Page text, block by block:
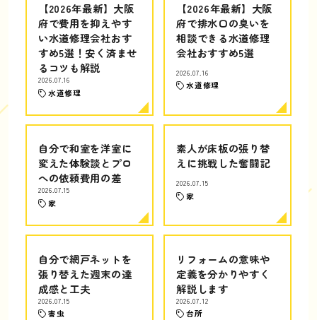
【2026年最新】大阪
府で費用を抑えやす
い水道修理会社おす
すめ5選！安く済ませ
るコツも解説
2026.07.16
水道修理
【2026年最新】大阪
府で排水口の臭いを
相談できる水道修理
会社おすすめ5選
2026.07.16
水道修理
自分で和室を洋室に
変えた体験談とプロ
への依頼費用の差
2026.07.15
家
素人が床板の張り替
えに挑戦した奮闘記
2026.07.15
家
自分で網戸ネットを
張り替えた週末の達
成感と工夫
2026.07.15
害虫
リフォームの意味や
定義を分かりやすく
解説します
2026.07.12
台所